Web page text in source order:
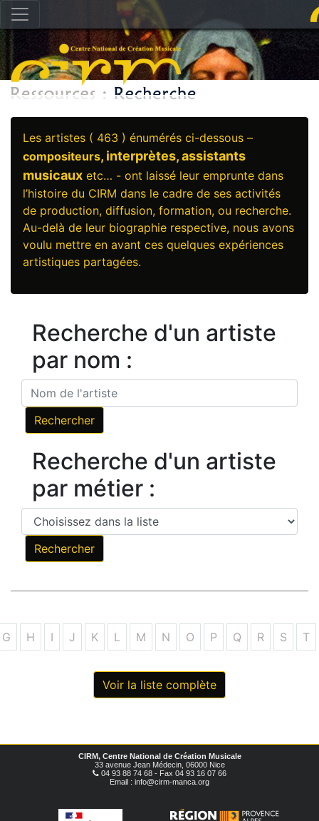
Les artistes ( 463 ) énumérés ci-dessous –
compositeurs, interprètes, assistants
musicaux etc… - ont laissé leur emprunte dans
l’histoire du CIRM dans le cadre de ses activités
de production, diffusion, formation, ou recherche.
Au-delà de leur biographie respective, nous avons
voulu mettre en avant ces quelques expériences
artistiques partagées.
Recherche d'un artiste
par nom :
Recherche d'un artiste
par métier :
G H I J K L M N O P Q R S T
Voir la liste complète
CIRM, Centre National de Création Musicale
33 avenue Jean Médecin, 06000 Nice
04 93 88 74 68 - Fax 04 93 16 07 66
Email : info@cirm-manca.org